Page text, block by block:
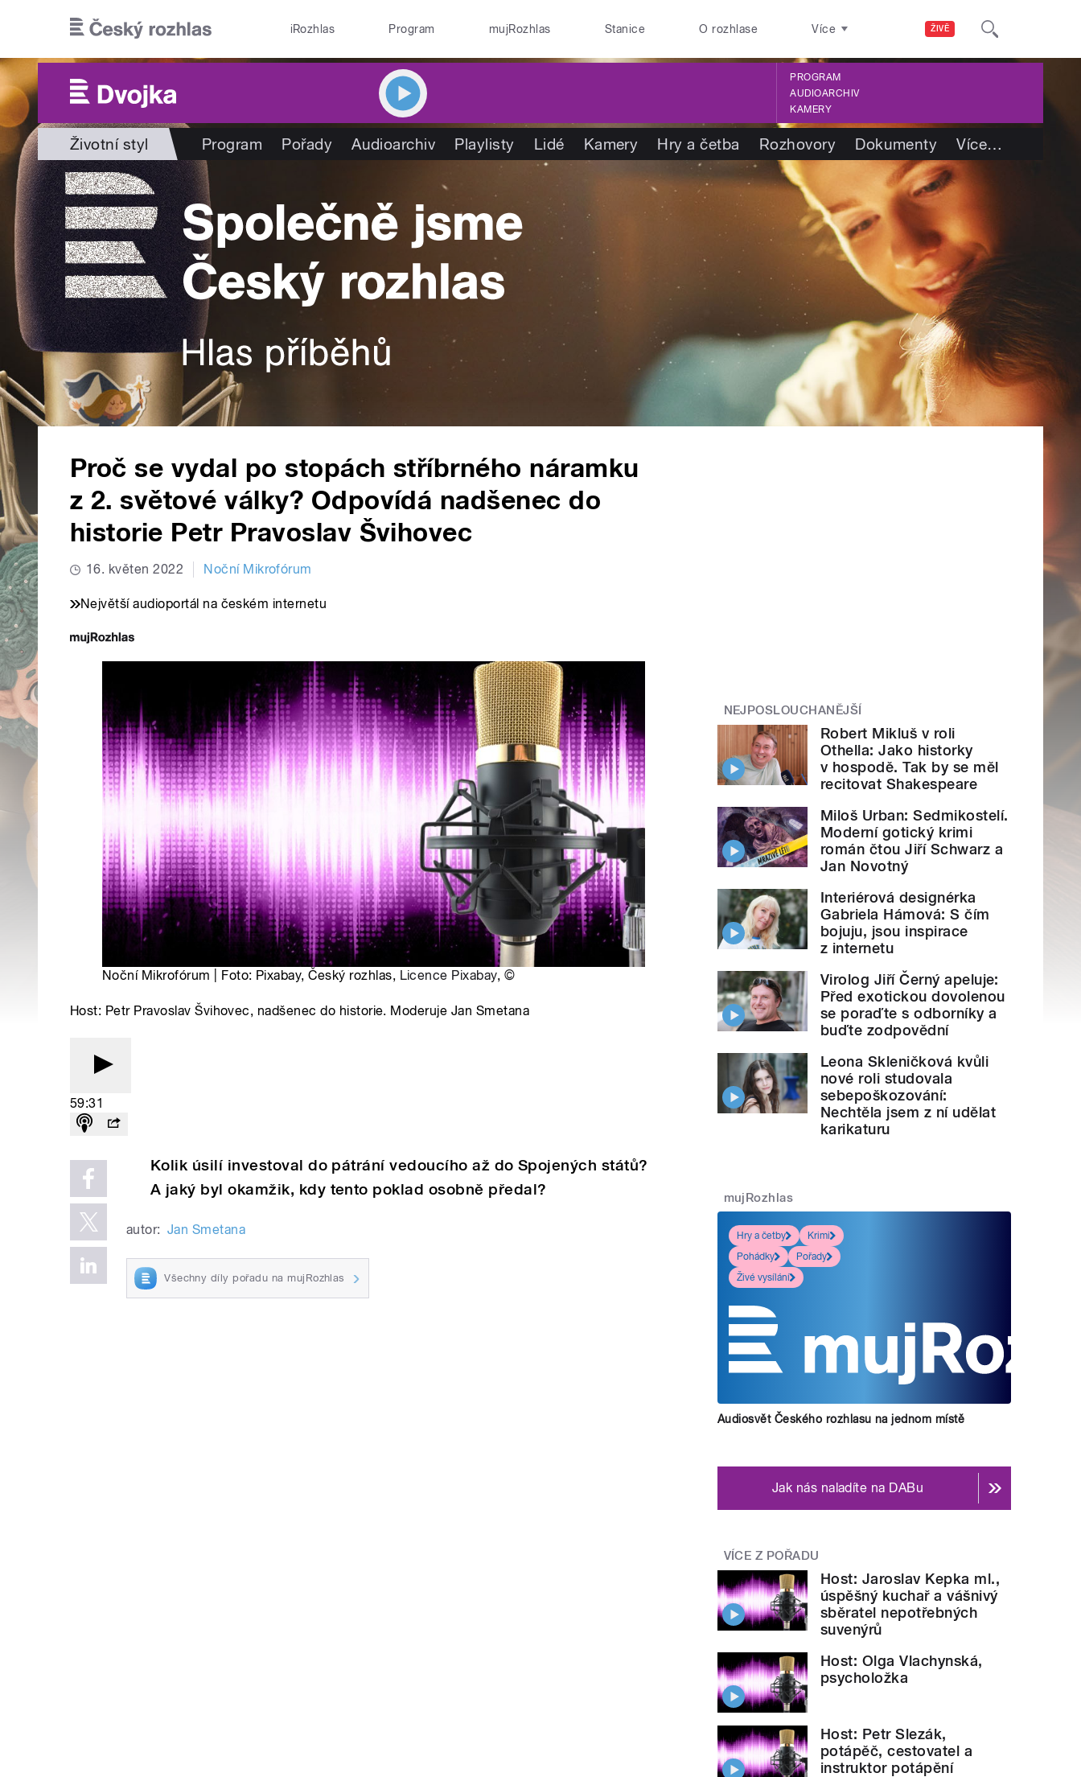
ŽIVĚ
iRozhlas Program mujRozhlas Stanice O rozhlase Více
PROGRAM
AUDIOARCHIV
KAMERY
Životní styl Program Pořady Audioarchiv Playlisty Lidé Kamery Hry a četba Rozhovory Dokumenty Více…
Proč se vydal po stopách stříbrného náramku
z 2. světové války? Odpovídá nadšenec do
historie Petr Pravoslav Švihovec
16. květen 2022 Noční Mikrofórum
Největší audioportál na českém internetu
Noční Mikrofórum | Foto: Pixabay, Český rozhlas, Licence Pixabay, ©
Host: Petr Pravoslav Švihovec, nadšenec do historie. Moderuje Jan Smetana
59:31
Kolik úsilí investoval do pátrání vedoucího až do Spojených států?
A jaký byl okamžik, kdy tento poklad osobně předal?
autor: Jan Smetana
Všechny díly pořadu na mujRozhlas
NEJPOSLOUCHANĚJŠÍ
Robert Mikluš v roli
Othella: Jako historky
v hospodě. Tak by se měl
recitovat Shakespeare
Miloš Urban: Sedmikostelí.
Moderní gotický krimi
román čtou Jiří Schwarz a
Jan Novotný
Interiérová designérka
Gabriela Hámová: S čím
bojuju, jsou inspirace
z internetu
Virolog Jiří Černý apeluje:
Před exotickou dovolenou
se poraďte s odborníky a
buďte zodpovědní
Leona Skleničková kvůli
nové roli studovala
sebepoškozování:
Nechtěla jsem z ní udělat
karikaturu
mujRozhlas
Hry a četby
Krimi
Pohádky
Pořady
Živé vysílání
Audiosvět Českého rozhlasu na jednom místě
Jak nás naladíte na DABu
VÍCE Z POŘADU
Host: Jaroslav Kepka ml.,
úspěšný kuchař a vášnivý
sběratel nepotřebných
suvenýrů
Host: Olga Vlachynská,
psycholožka
Host: Petr Slezák,
potápěč, cestovatel a
instruktor potápění